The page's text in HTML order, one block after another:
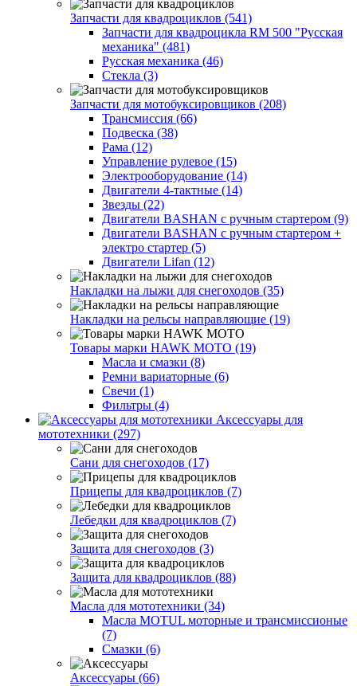
Запчасти для квадроциклов (541)
Запчасти для квадроцикла RM 500 "Русская
механика" (481)
Русская механика (46)
Стекла (3)
Запчасти для мотобуксировщиков (208)
Трансмиссия (66)
Подвеска (38)
Рама (12)
Управление рулевое (15)
Электрооборудование (14)
Двигатели 4-тактные (14)
Звезды (22)
Двигатели BASHAN с ручным стартером (9)
Двигатели BASHAN с ручным стартером +
электро стартер (5)
Двигатели Lifan (12)
Накладки на лыжи для снегоходов (35)
Накладки на рельсы направляющие (19)
Товары марки HAWK MOTO (19)
Масла и смазки (8)
Ремни вариаторные (6)
Свечи (1)
Фильтры (4)
Аксессуары для
мототехники (297)
Сани для снегоходов (17)
Прицепы для квадроциклов (7)
Лебедки для квадроциклов (7)
Защита для снегоходов (3)
Защита для квадроциклов (88)
Масла для мототехники (34)
Масла MOTUL моторные и трансмиссионые
(7)
Смазки (6)
Аксессуары (66)